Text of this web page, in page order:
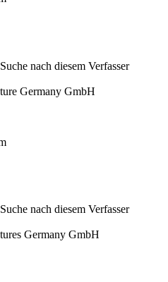
Suche nach diesem Verfasser
Germany GmbH
Suche nach diesem Verfasser
Germany GmbH